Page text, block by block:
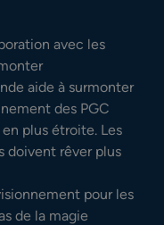
avec les
aide à surmonter
des PGC
plus étroite. Les
doivent rêver plus
pour les
de la magie